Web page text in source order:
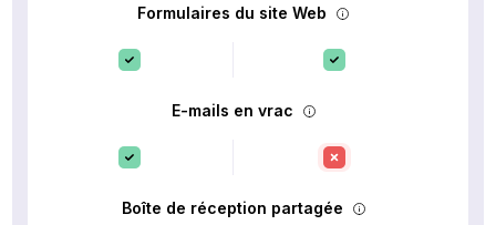
Formulaires du site Web
E-mails en vrac
Boîte de réception partagée